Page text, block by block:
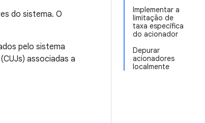
Implementar a
limitação de
taxa específica
do acionador
Depurar
acionadores
localmente
do sistema. O
pelo sistema
associadas a